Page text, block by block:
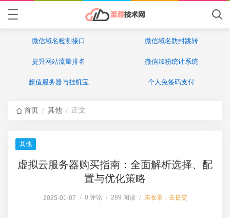
微信域名检测接口 微信域名防封跳转
提升网站流量排名 微信加粉统计系统
超值服务器与挂机宝 个人免签码支付
首页 / 其他 / 正文
其他
虚拟云服务器购买指南：全面解析选择、配
置与优化策略
2025-01-07 / 0 评论 / 289 阅读 / 未收录，去提交